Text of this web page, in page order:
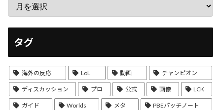
タグ
海外の反応 LoL 動画 チャンピオン
ディスカッション プロ 公式 画像 LCK
ガイド Worlds メタ PBEパッチノート